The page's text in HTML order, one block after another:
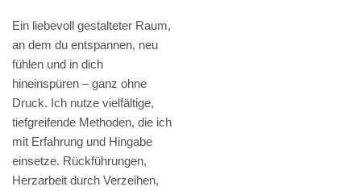
Ein liebevoll gestalteter Raum,
an dem du entspannen, neu
fühlen und in dich
hineinspüren – ganz ohne
Druck. Ich nutze vielfältige,
tiefgreifende Methoden, die ich
mit Erfahrung und Hingabe
einsetze. Rückführungen,
Herzarbeit durch Verzeihen,